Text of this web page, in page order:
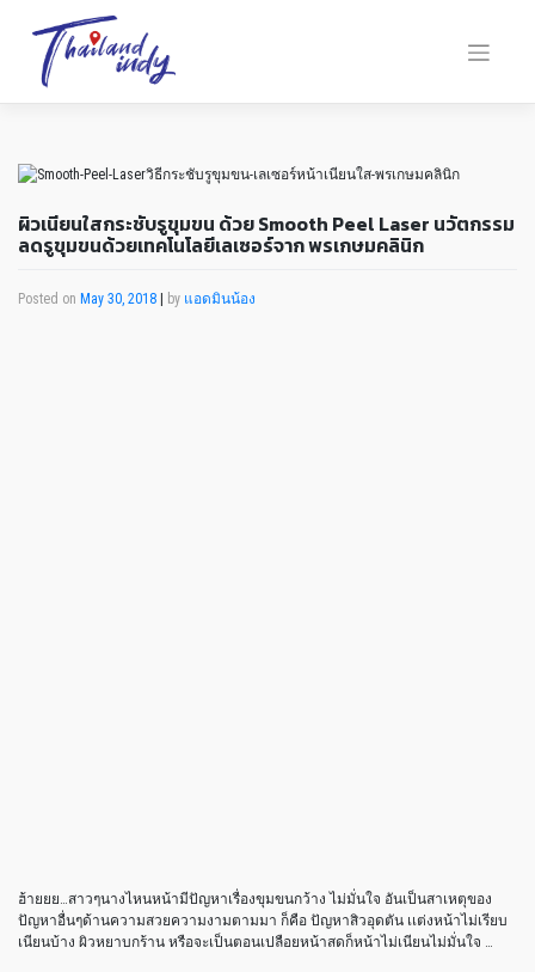
ผิวเนียนใสกระชับรูขุมขน ด้วย Smooth Peel Laser นวัตกรรม
ลดรูขุมขนด้วยเทคโนโลยีเลเซอร์จาก พรเกษมคลินิก
Posted on May 30, 2018 by แอดมินน้อง
ฮ้ายยย…สาวๆนางไหนหน้ามีปัญหาเรื่องขุมขนกว้าง ไม่มั่นใจ อันเป็นสาเหตุของ
ปัญหาอื่นๆด้านความสวยความงามตามมา ก็คือ ปัญหาสิวอุดตัน เเต่งหน้าไม่เรียบ
เนียนบ้าง ผิวหยาบกร้าน หรือจะเป็นตอนเปลือยหน้าสดก็หน้าไม่เนียนไม่มั่นใจ …